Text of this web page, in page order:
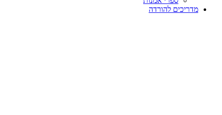
מדריכים להורדה